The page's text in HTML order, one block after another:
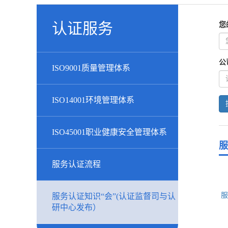
认证服务
ISO9001质量管理体系
ISO14001环境管理体系
ISO45001职业健康安全管理体系
服务认证流程
服务认证知识“会”(认证监督司与认
研中心发布）
您
公